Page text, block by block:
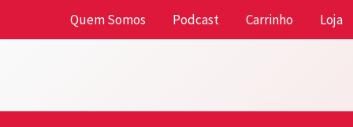
Quem Somos Podcast Carrinho Loja